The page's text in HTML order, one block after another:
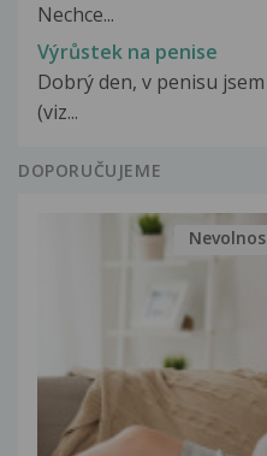
Nechce...
Výrůstek na penise
Dobrý den, v penisu
(viz...
DOPORUČUJEME